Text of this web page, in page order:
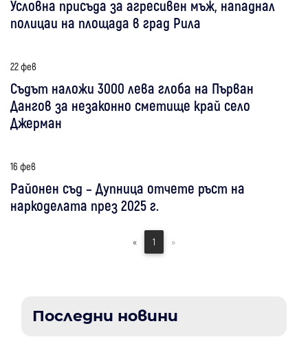
Условна присъда за агресивен мъж, нападнал
полицаи на площада в град Рила
22 фев
Съдът наложи 3000 лева глоба на Първан
Дангов за незаконно сметище край село
Джерман
16 фев
Районен съд – Дупница отчете ръст на
наркоделата през 2025 г.
« 1 »
Последни новини